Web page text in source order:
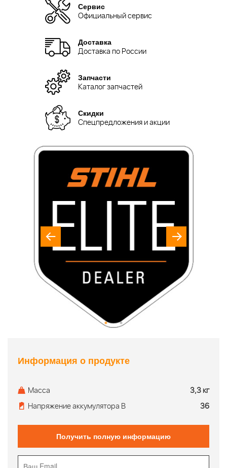
Сервис
Официальный сервис
Доставка
Доставка по России
Запчасти
Каталог запчастей
Скидки
Спецпредложения и акции
Информация о продукте
Масса
3,3 кг
Напряжение аккумулятора В
36
Получить полную информацию